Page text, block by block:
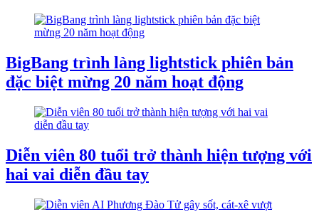
BigBang trình làng lightstick phiên bản
đặc biệt mừng 20 năm hoạt động
Diễn viên 80 tuổi trở thành hiện tượng với
hai vai diễn đầu tay